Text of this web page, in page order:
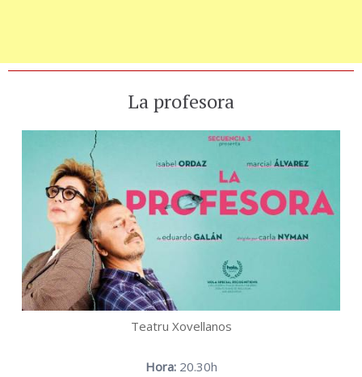
La profesora
Teatru Xovellanos
Hora:20.30h